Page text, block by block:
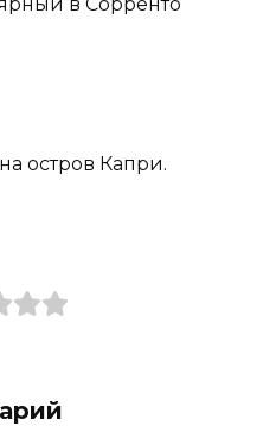
остров Капри.